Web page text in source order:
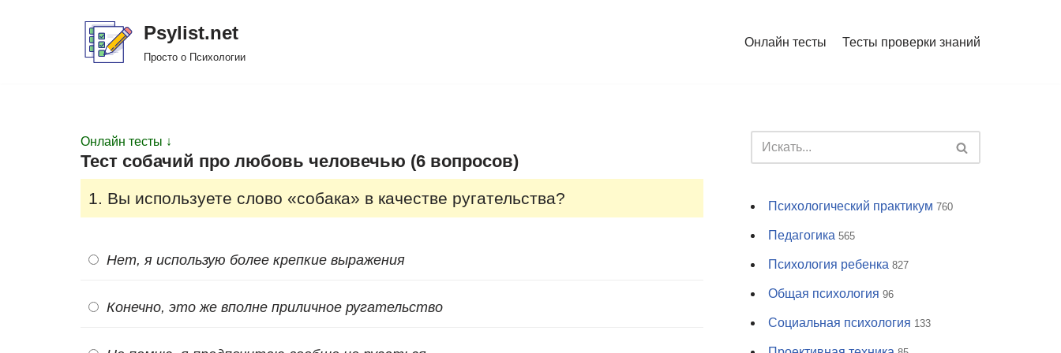
Psylist.net
Просто о Психологии
Онлайн тесты Тесты проверки знаний
Онлайн тесты ↓
Тест собачий про любовь человечью (6 вопросов)
1. Вы используете слово «собака» в качестве ругательства?
Нет, я использую более крепкие выражения
Конечно, это же вполне приличное ругательство
Психологический практикум 760
Педагогика 565
Психология ребенка 827
Общая психология 96
Социальная психология 133